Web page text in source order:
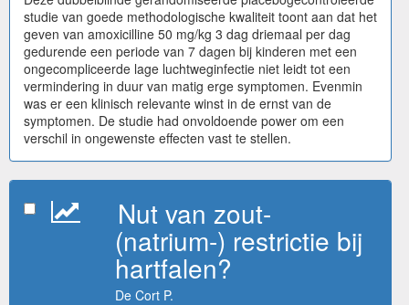
studie van goede methodologische kwaliteit toont aan dat het
geven van amoxicilline 50 mg/kg 3 dag driemaal per dag
gedurende een periode van 7 dagen bij kinderen met een
ongecompliceerde lage luchtweginfectie niet leidt tot een
vermindering in duur van matig erge symptomen. Evenmin
was er een klinisch relevante winst in de ernst van de
symptomen. De studie had onvoldoende power om een
verschil in ongewenste effecten vast te stellen.
Nut van zout-
(natrium-) restrictie bij
hartfalen?
De Cort P.